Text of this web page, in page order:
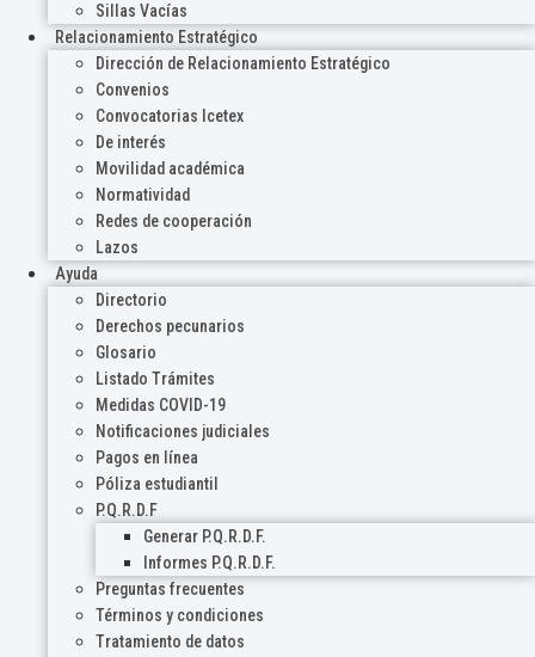
Sillas Vacías
Relacionamiento Estratégico
Dirección de Relacionamiento Estratégico
Convenios
Convocatorias Icetex
De interés
Movilidad académica
Normatividad
Redes de cooperación
Lazos
Ayuda
Directorio
Derechos pecunarios
Glosario
Listado Trámites
Medidas COVID-19
Notificaciones judiciales
Pagos en línea
Póliza estudiantil
P.Q.R.D.F
Generar P.Q.R.D.F.
Informes P.Q.R.D.F.
Preguntas frecuentes
Términos y condiciones
Tratamiento de datos